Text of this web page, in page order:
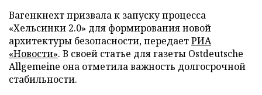
Вагенкнехт призвала к запуску процесса
«Хельсинки 2.0» для формирования новой
архитектуры безопасности, передаетРИА
«Новости». В своей статье для газеты Ostdeutsche
Allgemeine она отметила важность долгосрочной
стабильности.